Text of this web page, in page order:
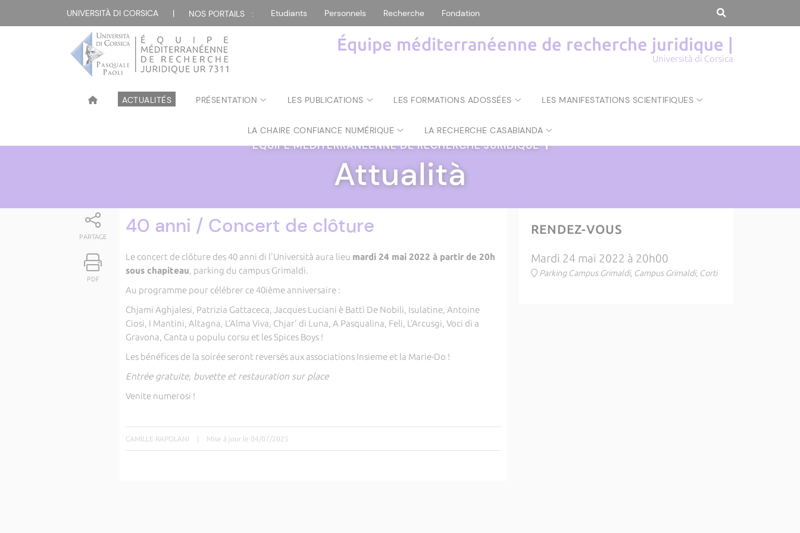
UNIVERSITÀ DI CORSICA | NOS PORTAILS : Etudiants Personnels Recherche Fondation
Équipe méditerranéenne de recherche juridique |
Università di Corsica
ACTUALITÉS PRÉSENTATION LES PUBLICATIONS LES FORMATIONS ADOSSÉES LES MANIFESTATIONS SCIENTIFIQUES
LA CHAIRE CONFIANCE NUMÉRIQUE LA RECHERCHE CASABIANDA
ÉQUIPE MÉDITERRANÉENNE DE RECHERCHE JURIDIQUE|
Attualità
PARTAGE
PDF
40 anni / Concert de clôture
Le concert de clôture des 40 anni di l'Università aura lieu mardi 24 mai 2022 à partir de 20h
sous chapiteau, parking du campus Grimaldi.
Au programme pour célébrer ce 40ième anniversaire :
Chjami Aghjalesi, Patrizia Gattaceca, Jacques Luciani è Battì De Nobili, Isulatine, Antoine
Ciosi, I Mantini, Altagna, L’Alma Viva, Chjar' di Luna, A Pasqualina, Feli, L’Arcusgi, Voci di a
Gravona, Canta u populu corsu et les Spices Boys !
Les bénéfices de la soirée seront reversés aux associations Insieme et la Marie-Do !
Entrée gratuite, buvette et restauration sur place
Venite numerosi !
CAMILLE RAPOLANI | Mise à jour le 04/07/2025
RENDEZ-VOUS
Mardi 24 mai 2022 à 20h00
Parking Campus Grimaldi, Campus Grimaldi, Corti